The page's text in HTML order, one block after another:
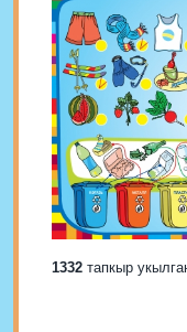
1332 тапкыр